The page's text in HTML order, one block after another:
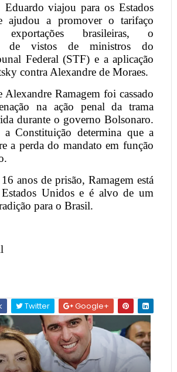
Eduardo viajou para os Estados
ajudou a promover o tarifaço
brasileiras, o
de vistos de ministros do
Federal (STF) e a aplicação
contra Alexandre de Moraes.
Alexandre Ramagem foi cassado
na ação penal da trama
durante o governo Bolsonaro.
a Constituição determina que a
a perda do mandato em função
anos de prisão, Ramagem está
Unidos e é alvo de um
para o Brasil.
Twitter Google+